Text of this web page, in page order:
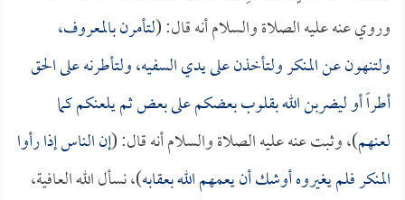
وروي عنه عليه الصلاة والسلام أنه قال: (لتأمرن بالمعروف،
ولتنهون عن المنكر ولتأخذن على يدي السفيه، ولتأطرنه على الحق
أطراً أو ليضربن الله بقلوب بعضكم على بعض ثم يلعنكم كما
لعنهم)، وثبت عنه عليه الصلاة والسلام أنه قال: (إن الناس إذا رأوا
المنكر فلم يغيروه أوشك أن يعمهم الله بعقابه)، نسأل الله العافية،